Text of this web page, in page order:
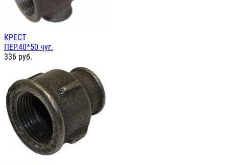
КРЕСТ
ПЕР.40*50 чуг.
336 руб.